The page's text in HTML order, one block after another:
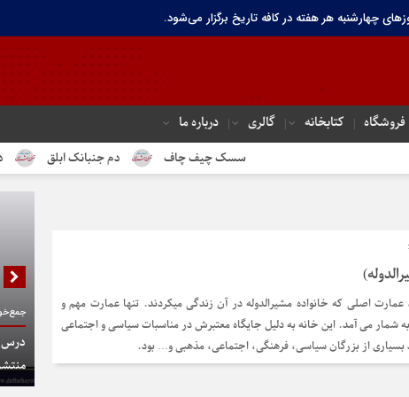
چهارشنبه هر هفته در کافه تاریخ برگزار می‌شود.
فروشگاه کتابخانه گالری درباره ما
سسک چیف چاف دم جنبانک ابلق درباره
اصلی که خانواده مشیرالدوله در آن زندگی میکردند. تنها عمارت مهم و
شمار می آمد. این خانه به دلیل جایگاه معتبرش در مناسبات سیاسی و اجتماعی
از بزرگان سیاسی، فرهنگی، اجتماعی، مذهبی و… بود.
درس